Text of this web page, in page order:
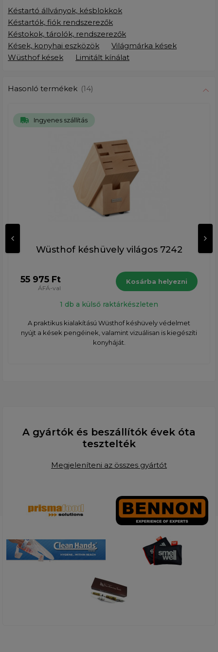
Késtartó állványok, késblokkok
Késtartók, fiók rendszerezők
Késtokok, tárolók, rendszerezők
Kések, konyhai eszközök
Világmárka kések
Wüsthof kések
Limitált kínálat
Hasonló termékek (14)
Ingyenes szállítás
Wüsthof késhüvely világos 7242
55 975 Ft
ÁFÁ-val
Kosárba helyezni
1 db a külső raktárkészleten
A praktikus kialakítású Wüsthof késhüvely védelmet
nyújt a kések pengéinek, valamint vizuálisan is kiegészíti
konyháját.
A gyártók és beszállítók évek óta
tesztelték
Megjeleníteni az összes gyártót